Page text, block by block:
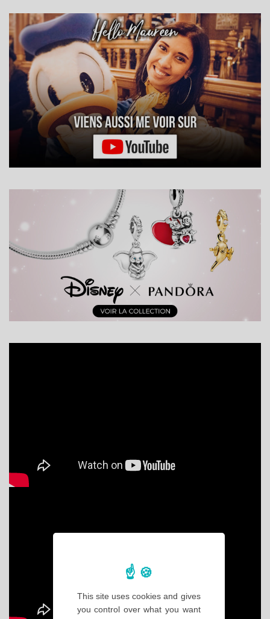
This site uses cookies and gives
you control over what you want